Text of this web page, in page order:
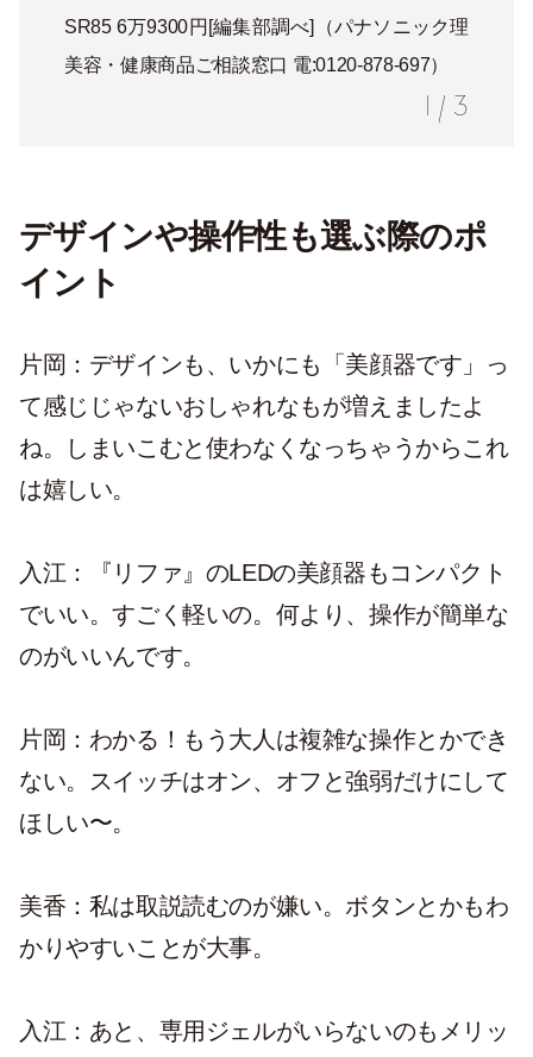
SR85 6万9300円[編集部調べ]（パナソニック理
美容・健康商品ご相談窓口 電:0120-878-697）
1 / 3
デザインや操作性も選ぶ際のポ
イント
片岡：デザインも、いかにも「美顔器です」っ
て感じじゃないおしゃれなもが増えましたよ
ね。しまいこむと使わなくなっちゃうからこれ
は嬉しい。
入江：『リファ』のLEDの美顔器もコンパクト
でいい。すごく軽いの。何より、操作が簡単な
のがいいんです。
片岡：わかる！もう大人は複雑な操作とかでき
ない。スイッチはオン、オフと強弱だけにして
ほしい〜。
美香：私は取説読むのが嫌い。ボタンとかもわ
かりやすいことが大事。
入江：あと、専用ジェルがいらないのもメリッ